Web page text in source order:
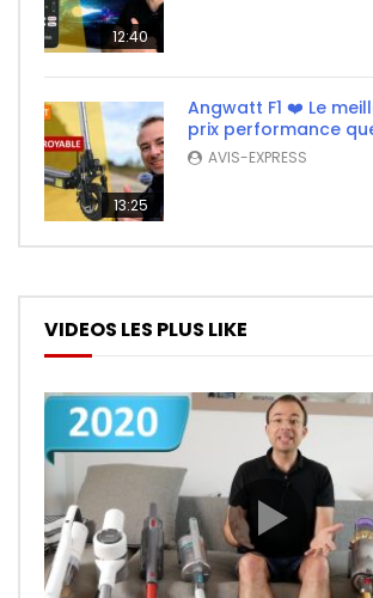
12:40
13:25
Angwatt F1 ❤️ Le
prix performance
AVIS-EXPRESS
VIDEOS LES PLUS LIKE